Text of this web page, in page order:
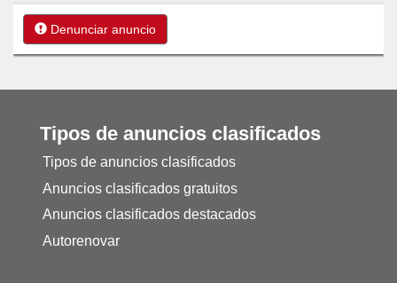
Denunciar anuncio
Tipos de anuncios clasificados
Tipos de anuncios clasificados
Anuncios clasificados gratuitos
Anuncios clasificados destacados
Autorenovar